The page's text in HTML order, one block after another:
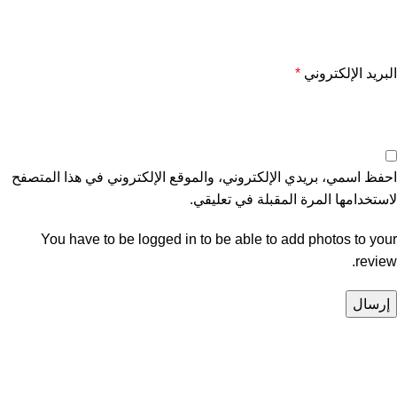
البريد الإلكتروني *
احفظ اسمي، بريدي الإلكتروني، والموقع الإلكتروني في هذا المتصفح
لاستخدامها المرة المقبلة في تعليقي.
You have to be logged in to be able to add photos to your
review.